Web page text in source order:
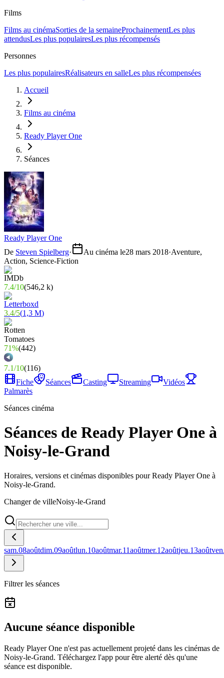
Films
Films au cinémaSorties de la semaineProchainementLes plus
attendusLes plus populairesLes plus récompensés
Personnes
Les plus populairesRéalisateurs en salleLes plus récompensées
Accueil
Films au cinéma
Ready Player One
Séances
Ready Player One
De Steven Spielberg· Au cinéma le28 mars 2018·Aventure,
Action, Science-Fiction
7.4/10(546,2 k)
3.4/5(1,3 M)
71%(442)
7.1/10(116)
Fiche
Séances Casting Streaming
Vidéos
Palmarès
Séances cinéma
Séances de Ready Player One à
Noisy-le-Grand
Horaires, versions et cinémas disponibles pour Ready Player One à
Noisy-le-Grand.
Changer de villeNoisy-le-Grand
sam.08aoûtdim.09aoûtlun.10aoûtmar.11aoûtmer.12aoûtjeu.13août
Filtrer les séances
Aucune séance disponible
Ready Player One n'est pas actuellement projeté dans les cinémas de
Noisy-le-Grand. Téléchargez l'app pour être alerté dès qu'une
séance est disponible.